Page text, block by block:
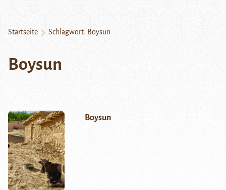
Startseite Schlagwort: Boysun
Boysun
Boysun